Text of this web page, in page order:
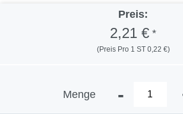
Preis:
2,21 € *
(Preis Pro 1 ST 0,22 €)
Menge -